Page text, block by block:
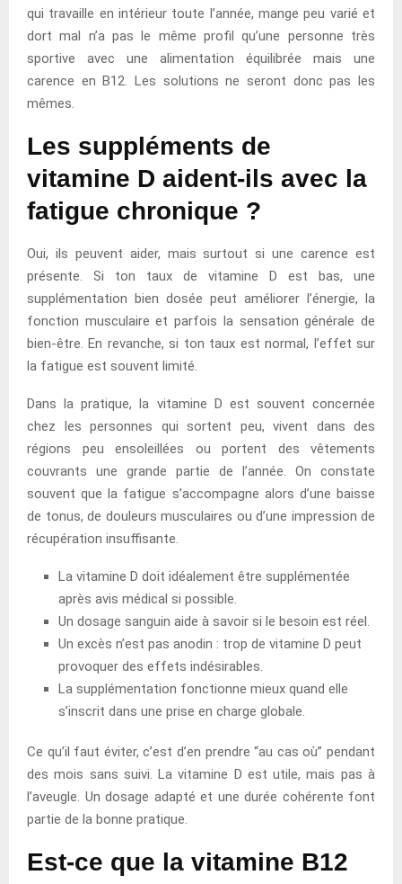
qui travaille en intérieur toute l’année, mange peu varié et
dort mal n’a pas le même profil qu’une personne très
sportive avec une alimentation équilibrée mais une
carence en B12. Les solutions ne seront donc pas les
mêmes.
Les suppléments de
vitamine D aident-ils avec la
fatigue chronique ?
Oui, ils peuvent aider, mais surtout si une carence est
présente. Si ton taux de vitamine D est bas, une
supplémentation bien dosée peut améliorer l’énergie, la
fonction musculaire et parfois la sensation générale de
bien-être. En revanche, si ton taux est normal, l’effet sur
la fatigue est souvent limité.
Dans la pratique, la vitamine D est souvent concernée
chez les personnes qui sortent peu, vivent dans des
régions peu ensoleillées ou portent des vêtements
couvrants une grande partie de l’année. On constate
souvent que la fatigue s’accompagne alors d’une baisse
de tonus, de douleurs musculaires ou d’une impression de
récupération insuffisante.
La vitamine D doit idéalement être supplémentée
après avis médical si possible.
Un dosage sanguin aide à savoir si le besoin est réel.
Un excès n’est pas anodin : trop de vitamine D peut
provoquer des effets indésirables.
La supplémentation fonctionne mieux quand elle
s’inscrit dans une prise en charge globale.
Ce qu’il faut éviter, c’est d’en prendre “au cas où” pendant
des mois sans suivi. La vitamine D est utile, mais pas à
l’aveugle. Un dosage adapté et une durée cohérente font
partie de la bonne pratique.
Est-ce que la vitamine B12